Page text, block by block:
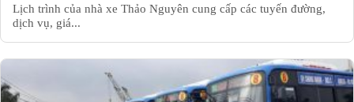
Lịch trình của nhà xe Thảo Nguyên cung cấp các tuyến đường,
dịch vụ, giá...